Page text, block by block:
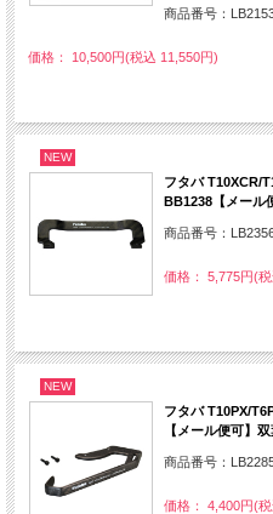
商品番号：
価格： 10,500円(税込 11,550円)
NEW
フタバ T10XCR/
BB1238【メール
商品番号：
価格： 5,775円(
NEW
フタバ T10PX/
【メール便可】
商品番号：
価格： 4,400円(